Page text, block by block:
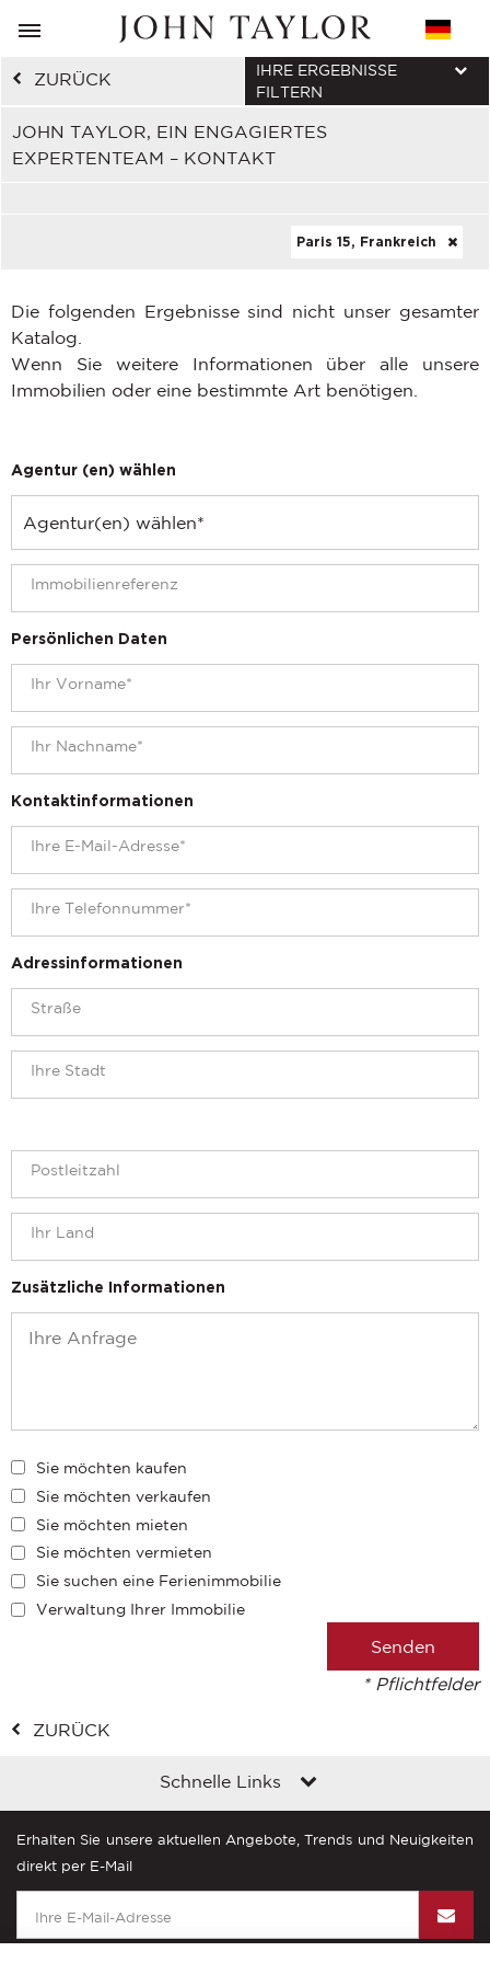
ZURÜCK
JOHN TAYLOR, EIN ENGAGIERTES
EXPERTENTEAM – KONTAKT
IHRE ERGEBNISSE
FILTERN
Paris 15, Frankreich
Die folgenden Ergebnisse sind nicht unser gesamter
Katalog.
Wenn Sie weitere Informationen über alle unsere
Immobilien oder eine bestimmte Art benötigen.
Agentur (en) wählen
Persönlichen Daten
Kontaktinformationen
Adressinformationen
Zusätzliche Informationen
Sie möchten kaufen
Sie möchten verkaufen
Sie möchten mieten
Sie möchten vermieten
Sie suchen eine Ferienimmobilie
Verwaltung Ihrer Immobilie
* Pflichtfelder
ZURÜCK
Schnelle Links
Erhalten Sie unsere aktuellen Angebote, Trends und Neuigkeiten
direkt per E-Mail